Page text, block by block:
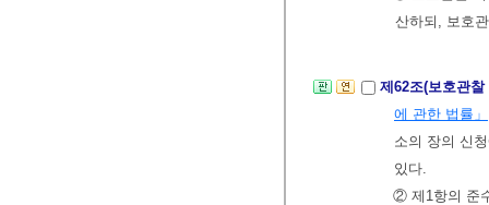
산하되, 보호
제62조(보호관
에 관한 법률」
소의 장의 신
있다.
② 제1항의 준